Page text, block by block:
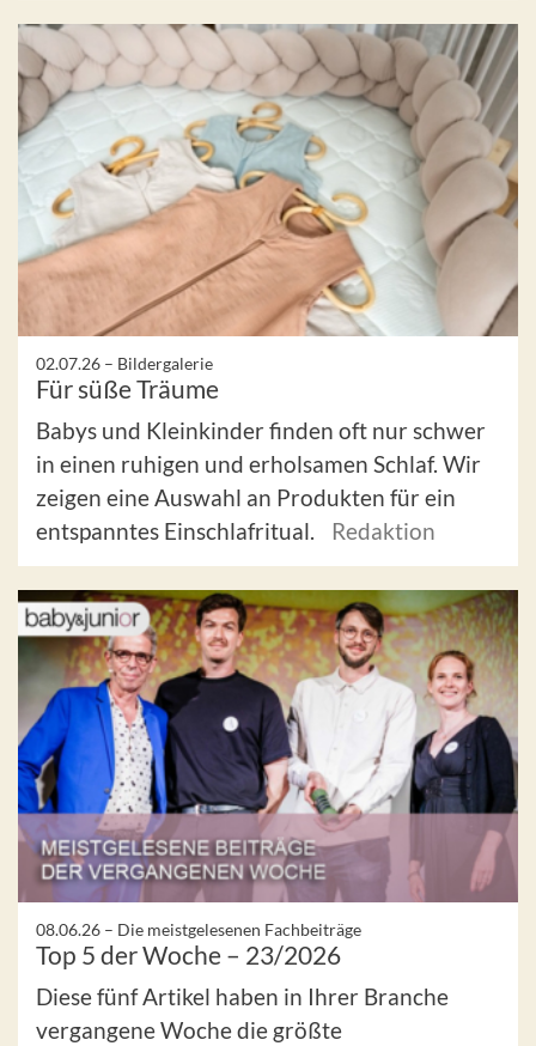
02.07.26 – Bildergalerie
Für süße Träume
Babys und Kleinkinder finden oft nur schwer
in einen ruhigen und erholsamen Schlaf. Wir
zeigen eine Auswahl an Produkten für ein
entspanntes Einschlafritual.
Redaktion
08.06.26 – Die meistgelesenen Fachbeiträge
Top 5 der Woche – 23/2026
Diese fünf Artikel haben in Ihrer Branche
vergangene Woche die größte